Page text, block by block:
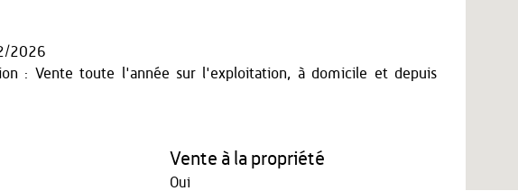
2026
: Vente toute l'année sur l'exploitation, à domicile et depuis
Vente à la propriété
Oui